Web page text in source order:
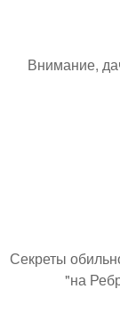
Внимание,
Секреты
"на